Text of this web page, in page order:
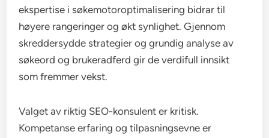
ekspertise i søkemotoroptimalisering bidrar til
høyere rangeringer og økt synlighet. Gjennom
skreddersydde strategier og grundig analyse av
søkeord og brukeradferd gir de verdifull innsikt
som fremmer vekst.
Valget av riktig SEO-konsulent er kritisk.
Kompetanse erfaring og tilpasningsevne er